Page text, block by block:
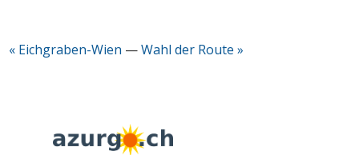
« Eichgraben-Wien —Wahl der Route »